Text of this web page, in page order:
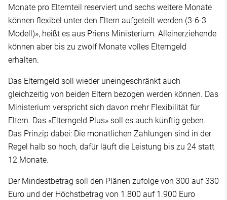
Monate pro Elternteil reserviert und sechs weitere Monate
können flexibel unter den Eltern aufgeteilt werden (3-6-3
Modell)», heißt es aus Priens Ministerium. Alleinerziehende
können aber bis zu zwölf Monate volles Elterngeld
erhalten.
Das Elterngeld soll wieder uneingeschränkt auch
gleichzeitig von beiden Eltern bezogen werden können. Das
Ministerium verspricht sich davon mehr Flexibilität für
Eltern. Das «Elterngeld Plus» soll es auch künftig geben.
Das Prinzip dabei: Die monatlichen Zahlungen sind in der
Regel halb so hoch, dafür läuft die Leistung bis zu 24 statt
12 Monate.
Der Mindestbetrag soll den Plänen zufolge von 300 auf 330
Euro und der Höchstbetrag von 1.800 auf 1.900 Euro